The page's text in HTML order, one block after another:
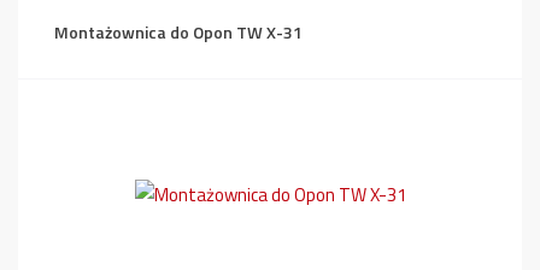
Montażownica do Opon TW X-31